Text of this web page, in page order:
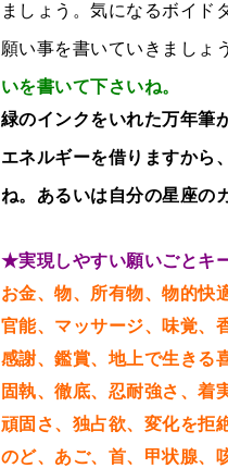
ましょう。気になるボイ
願い事を書いていきましょ
いを書いて下さいね。
緑のインクをいれた万年筆
エネルギーを借りますから
ね。あるいは自分の星座の
★実現しやすい願いごとキ
お金、物、所有物、物的快
官能、マッサージ、味覚、
感謝、鑑賞、地上で生きる
固執、徹底、忍耐強さ、着
頑固さ、独占欲、変化を拒
のど、あご、首、甲状腺、